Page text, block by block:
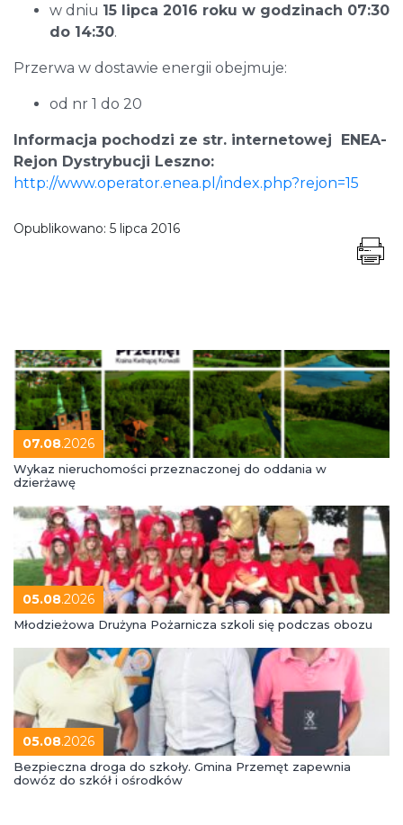
w dniu 15 lipca 2016 roku w godzinach 07:30
do 14:30.
Przerwa w dostawie energii obejmuje:
od nr 1 do 20
Informacja pochodzi ze str. internetowej ENEA-
Rejon Dystrybucji Leszno:
http://www.operator.enea.pl/index.php?rejon=15
Opublikowano: 5 lipca 2016
07.08.2026
Wykaz nieruchomości przeznaczonej do oddania w
dzierżawę
05.08.2026
Młodzieżowa Drużyna Pożarnicza szkoli się podczas obozu
05.08.2026
Bezpieczna droga do szkoły. Gmina Przemęt zapewnia
dowóz do szkół i ośrodków